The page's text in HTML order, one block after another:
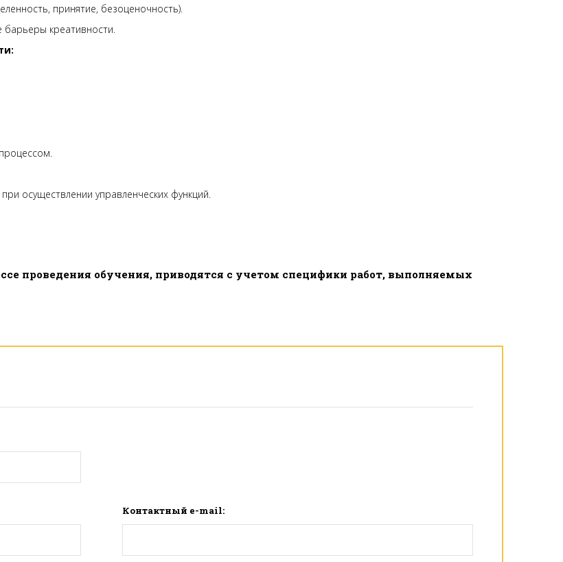
принятие, безоценочность).
барьеры креативности.
осуществлении управленческих функций.
проведения обучения, приводятся с учетом специфики работ, выполняемых
Контактный e-mail: